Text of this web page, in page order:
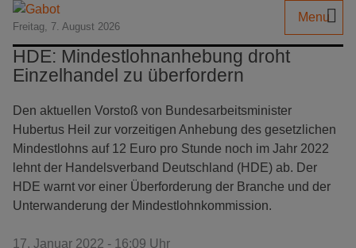
Freitag, 7. August 2026
Menu
HDE: Mindestlohnanhebung droht
Einzelhandel zu überfordern
Den aktuellen Vorstoß von Bundesarbeitsminister
Hubertus Heil zur vorzeitigen Anhebung des gesetzlichen
Mindestlohns auf 12 Euro pro Stunde noch im Jahr 2022
lehnt der Handelsverband Deutschland (HDE) ab. Der
HDE warnt vor einer Überforderung der Branche und der
Unterwanderung der Mindestlohnkommission.
17. Januar 2022 - 16:09 Uhr